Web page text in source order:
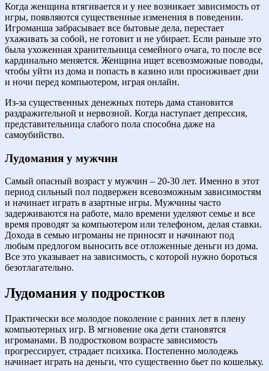
Когда женщина втягивается и у нее возникает зависимость от
игры, появляются существенные изменения в поведении.
Игроманша забрасывает все бытовые дела, перестает
ухаживать за собой, не готовит и не убирает. Если раньше это
была ухоженная хранительница семейного очага, то после все
кардинально меняется. Женщина ищет всевозможные поводы,
чтобы уйти из дома и попасть в казино или просиживает дни
и ночи перед компьютером, играя онлайн.
Из-за существенных денежных потерь дама становится
раздражительной и нервозной. Когда наступает депрессия,
представительница слабого пола способна даже на
самоубийство.
Лудомания у мужчин
Самый опасный возраст у мужчин – 20-30 лет. Именно в этот
период сильный пол подвержен всевозможным зависимостям
и начинает играть в азартные игры. Мужчины часто
задерживаются на работе, мало времени уделяют семье и все
время проводят за компьютером или телефоном, делая ставки.
Дохода в семью игроманы не приносят и начинают под
любым предлогом выносить все отложенные деньги из дома.
Все это указывает на зависимость, с которой нужно бороться
безотлагательно.
Лудомания у подростков
Практически все молодое поколение с ранних лет в плену
компьютерных игр. В мгновение ока дети становятся
игроманами. В подростковом возрасте зависимость
прогрессирует, страдает психика. Постепенно молодежь
начинает играть на деньги, что существенно бьет по кошельку.